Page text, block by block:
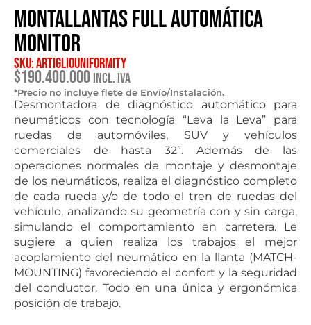
Montallantas full automática
monitor
SKU: ARTIGLIOUNIFORMITY
$190.400.000 Incl. IVA
*Precio no incluye flete de Envío/Instalación.
Desmontadora de diagnóstico automático para
neumáticos con tecnología “Leva la Leva” para
ruedas de automóviles, SUV y vehículos
comerciales de hasta 32”. Además de las
operaciones normales de montaje y desmontaje
de los neumáticos, realiza el diagnóstico completo
de cada rueda y/o de todo el tren de ruedas del
vehículo, analizando su geometría con y sin carga,
simulando el comportamiento en carretera. Le
sugiere a quien realiza los trabajos el mejor
acoplamiento del neumático en la llanta (MATCH-
MOUNTING) favoreciendo el confort y la seguridad
del conductor. Todo en una única y ergonómica
posición de trabajo.